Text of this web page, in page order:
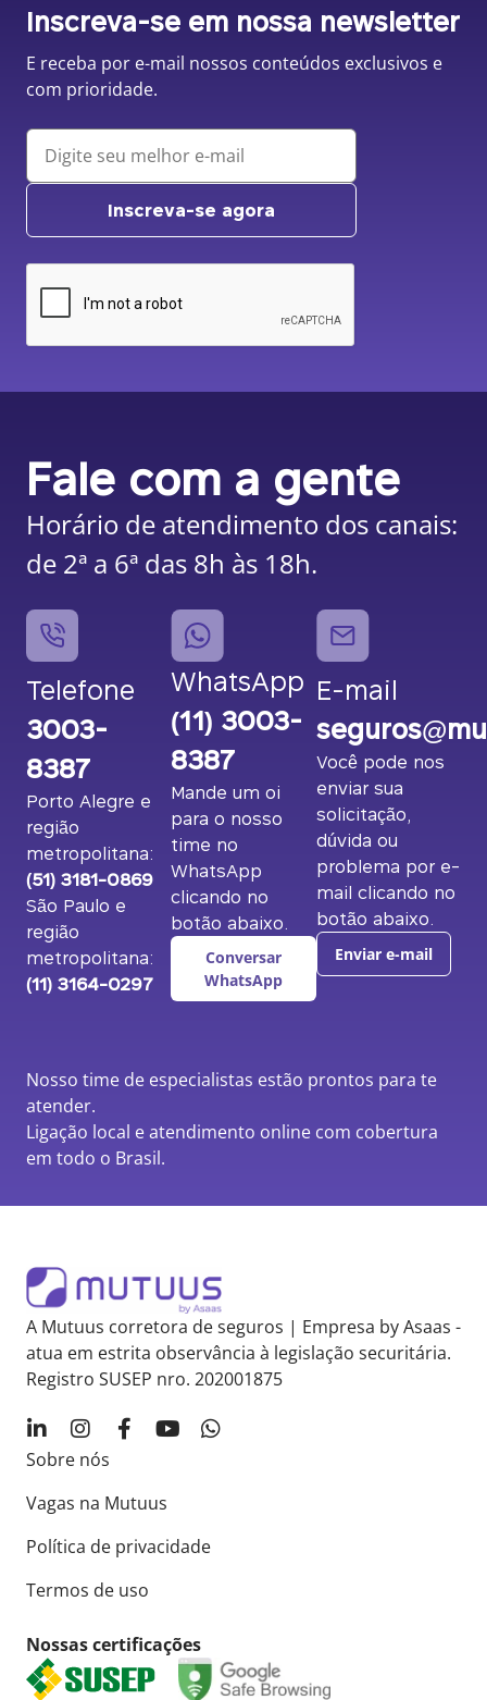
Inscreva-se em nossa newsletter
E receba por e-mail nossos conteúdos exclusivos e
com prioridade.
Inscreva-se agora
Fale com a gente
Horário de atendimento dos canais:
de 2ª a 6ª das 8h às 18h.
Telefone
3003-
8387
Porto Alegre e
região
metropolitana:
(51) 3181-0869
São Paulo e
região
metropolitana:
(11) 3164-0297
WhatsApp
(11) 3003-
8387
Mande um oi
para o nosso
time no
WhatsApp
clicando no
botão abaixo.
Conversar
WhatsApp
E-mail
Você pode nos
enviar sua
solicitação,
dúvida ou
problema por e-
mail clicando no
botão abaixo.
Enviar e-mail
Nosso time de especialistas estão prontos para te
atender.
Ligação local e atendimento online com cobertura
em todo o Brasil.
A Mutuus corretora de seguros | Empresa by Asaas -
atua em estrita observância à legislação securitária.
Registro SUSEP nro. 202001875
Sobre nós
Vagas na Mutuus
Política de privacidade
Termos de uso
Nossas certificações